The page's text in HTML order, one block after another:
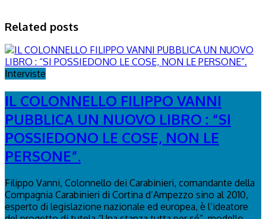
Related posts
Interviste
IL COLONNELLO FILIPPO VANNI
PUBBLICA UN NUOVO LIBRO : “SI
POSSIEDONO LE COSE, NON LE
PERSONE”.
Filippo Vanni, Colonnello dei Carabinieri, comandante della
Compagnia Carabinieri di Cortina d’Ampezzo sino al 2010,
esperto di legislazione nazionale ed europea, è l’ideatore